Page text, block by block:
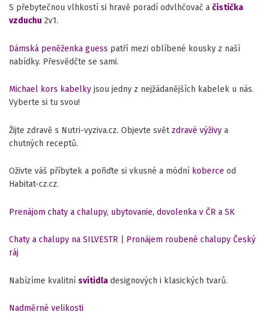
S přebytečnou vlhkostí si hravě poradí odvlhčovač a čistička
vzduchu 2v1.
Dámská peněženka guess patří mezi oblíbené kousky z naší
nabídky. Přesvědčte se sami.
Michael kors kabelky jsou jedny z nejžádanějších kabelek u nás.
Vyberte si tu svou!
Žijte zdravě s Nutri-vyziva.cz. Objevte světzdravé výživy a
chutných receptů.
Oživte váš příbytek a pořiďte si vkusné a módní koberce od
Habitat-cz.cz.
Prenájom chaty a chalupy, ubytovanie, dovolenka v ČR a SK
Chaty a chalupy na SILVESTR
Pronájem roubené chalupy Český
ráj
Nabízíme kvalitní svítidla designových i klasických tvarů.
Nadměrné velikosti